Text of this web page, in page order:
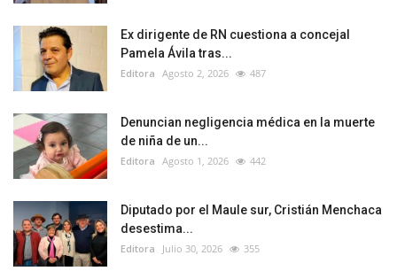
Ex dirigente de RN cuestiona a concejal
Pamela Ávila tras...
Editora Agosto 2, 2026 487
Denuncian negligencia médica en la muerte
de niña de un...
Editora Agosto 1, 2026 442
Diputado por el Maule sur, Cristián Menchaca
desestima...
Editora Julio 30, 2026 355